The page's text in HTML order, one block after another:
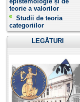
teorie a valorilor
Studii de teoria
categoriilor
LEGĂTURI